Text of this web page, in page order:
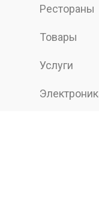
Рестораны
Товары
Услуги